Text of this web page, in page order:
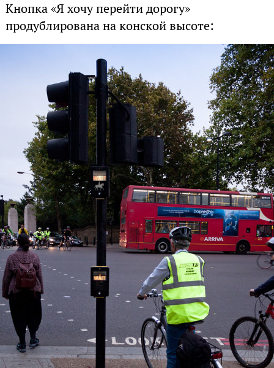
Кнопка «Я хочу перейти дорогу»
продублирована на конской высоте: